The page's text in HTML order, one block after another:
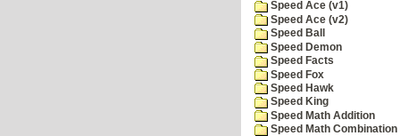
Speed Ace (v1)
Speed Ace (v2)
Speed Ball
Speed Demon
Speed Facts
Speed Fox
Speed Hawk
Speed King
Speed Math Addition
Speed Math Combination